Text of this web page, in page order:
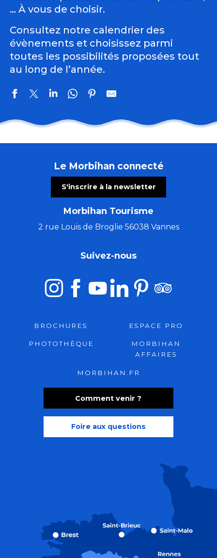
… À vous de choisir.
Consultez notre calendrier des
évènements et choisissez parmi
toutes les possibilités proposées tout
au long de l’année.
Fête de l'agriculture et de l'ostréiculture
Art Péros – Dark Swallows
La nuit dans les landes
Repas Moules Frites - aout
Les tremplins de Guémené
Jeudis de l'été : Concert duo Tue-têt - reprises
Le Morbihan connecté
S'inscrire à la newsletter
Morbihan Tourisme
2 rue Louis de Broglie 56038 Vannes
Comment venir ?
Foire aux questions
Suivez-nous
BROCHURES ESPACE PRO
PHOTOTHÈQUE
MORBIHAN
AFFAIRES
MORBIHAN.FR